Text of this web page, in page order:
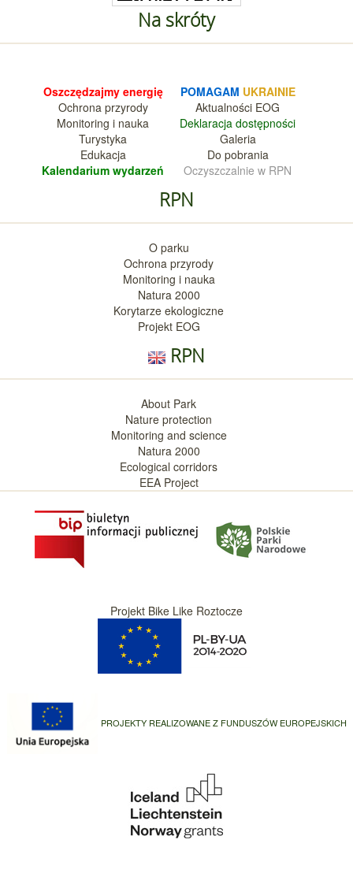
Na skróty
Oszczędzajmy energię
Ochrona przyrody
Monitoring i nauka
Turystyka
Edukacja
Kalendarium wydarzeń
POMAGAM UKRAINIE
Aktualności EOG
Deklaracja dostępności
Galeria
Do pobrania
Oczyszczalnie w RPN
RPN
O parku
Ochrona przyrody
Monitoring i nauka
Natura 2000
Korytarze ekologiczne
Projekt EOG
RPN
About Park
Nature protection
Monitoring and science
Natura 2000
Ecological corridors
EEA Project
Projekt Bike Like Roztocze
PROJEKTY REALIZOWANE Z FUNDUSZÓW EUROPEJSKICH